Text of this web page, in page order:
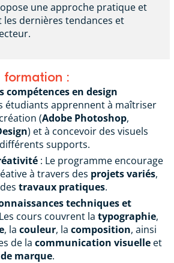
une approche pratique et
dernières tendances et
:
compétences en design
étudiants apprennent à maîtriser
(Adobe Photoshop,
) et à concevoir des visuels
supports.
: Le programme encourage
à travers des projets variés,
travaux pratiques.
techniques et
cours couvrent la typographie,
, la couleur, la composition, ainsi
de la communication visuelle et
marque.